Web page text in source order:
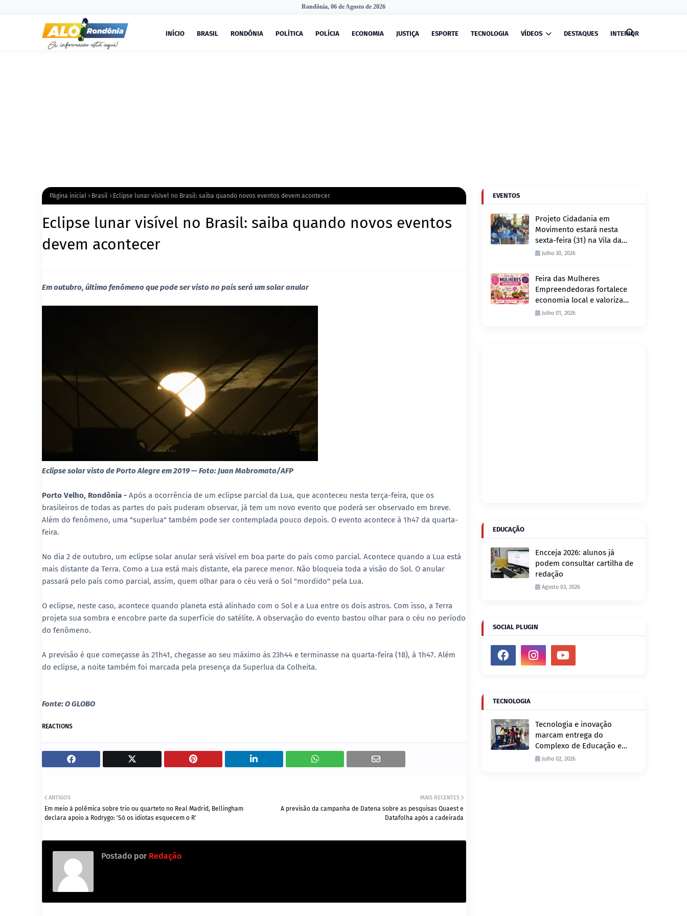
Rondônia, 06 de Agosto de 2026
INÍCIO BRASIL RONDÔNIA POLÍTICA POLÍCIA ECONOMIA JUSTIÇA ESPORTE TECNOLOGIA VÍDEOS DESTAQUES INTERIOR
Página inicial Brasil Eclipse lunar visível no Brasil: saiba quando novos eventos devem acontecer
Eclipse lunar visível no Brasil: saiba quando novos eventos
devem acontecer
Em outubro, último fenômeno que pode ser visto no país será um solar anular
Eclipse solar visto de Porto Alegre em 2019 — Foto: Juan Mabromata/AFP
Porto Velho, Rondônia - Após a ocorrência de um eclipse parcial da Lua, que aconteceu nesta terça-feira, que os
brasileiros de todas as partes do país puderam observar, já tem um novo evento que poderá ser observado em breve.
Além do fenômeno, uma "superlua" também pode ser contemplada pouco depois. O evento acontece à 1h47 da quarta-
feira.
No dia 2 de outubro, um eclipse solar anular será visível em boa parte do país como parcial. Acontece quando a Lua está
mais distante da Terra. Como a Lua está mais distante, ela parece menor. Não bloqueia toda a visão do Sol. O anular
passará pelo país como parcial, assim, quem olhar para o céu verá o Sol "mordido" pela Lua.
O eclipse, neste caso, acontece quando planeta está alinhado com o Sol e a Lua entre os dois astros. Com isso, a Terra
projeta sua sombra e encobre parte da superfície do satélite. A observação do evento bastou olhar para o céu no período
do fenômeno.
A previsão é que começasse às 21h41, chegasse ao seu máximo às 23h44 e terminasse na quarta-feira (18), à 1h47. Além
do eclipse, a noite também foi marcada pela presença da Superlua da Colheita.
Fonte: O GLOBO
REACTIONS
MAIS RECENTES
A previsão da campanha de Datena sobre as pesquisas Quaest e
Datafolha após a cadeirada
ANTIGOS
Em meio à polêmica sobre trio ou quarteto no Real Madrid, Bellingham
declara apoio a Rodrygo: 'Só os idiotas esquecem o R'
Postado por Redação
EVENTOS
Projeto Cidadania em
Movimento estará nesta
sexta-feira (31) na Vila da
Penha e sábado (1º) em
Julho 30, 2026
Feira das Mulheres
Empreendedoras fortalece
economia local e valoriza
produção feminina no
Julho 01, 2026
EDUCAÇÃO
Encceja 2026: alunos já
podem consultar cartilha de
redação
Agosto 03, 2026
SOCIAL PLUGIN
TECNOLOGIA
Tecnologia e inovação
marcam entrega do
Complexo de Educação e
Fiscalização de Trânsito
Julho 02, 2026